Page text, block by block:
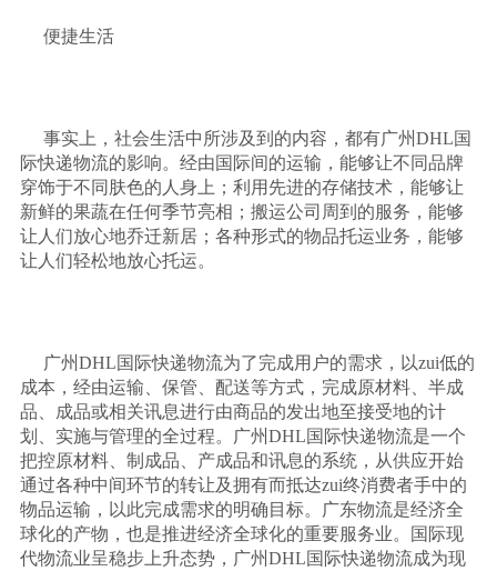
便捷生活
事实上，社会生活中所涉及到的内容，都有广州DHL国
际快递物流的影响。经由国际间的运输，能够让不同品牌
穿饰于不同肤色的人身上；利用先进的存储技术，能够让
新鲜的果蔬在任何季节亮相；搬运公司周到的服务，能够
让人们放心地乔迁新居；各种形式的物品托运业务，能够
让人们轻松地放心托运。
广州DHL国际快递物流为了完成用户的需求，以zui低的
成本，经由运输、保管、配送等方式，完成原材料、半成
品、成品或相关讯息进行由商品的发出地至接受地的计
划、实施与管理的全过程。广州DHL国际快递物流是一个
把控原材料、制成品、产成品和讯息的系统，从供应开始
通过各种中间环节的转让及拥有而抵达zui终消费者手中的
物品运输，以此完成需求的明确目标。广东物流是经济全
球化的产物，也是推进经济全球化的重要服务业。国际现
代物流业呈稳步上升态势，广州DHL国际快递物流成为现